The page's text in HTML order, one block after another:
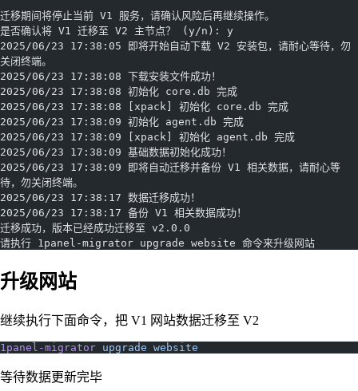
迁移期间将停止当前 V1 服务，请确认风险后再继续操作。
是否确认将 V1 迁移至 V2 主节点？ (y/n): y
2025/06/23 17:38:05 即将开始自动下载 V2 安装包，请耐心等待，勿
关闭终端。
2025/06/23 17:38:08 下载安装文件成功！
2025/06/23 17:38:08 初始化 core.db 完成
2025/06/23 17:38:08 [xpack] 初始化 core.db 完成
2025/06/23 17:38:09 初始化 agent.db 完成
2025/06/23 17:38:09 [xpack] 初始化 agent.db 完成
2025/06/23 17:38:09 基础数据初始化成功！
2025/06/23 17:38:09 即将自动迁移并备份 V1 相关数据，请耐心等
待，勿关闭终端。
2025/06/23 17:38:17 数据迁移成功！
2025/06/23 17:38:17 备份 V1 相关数据成功！
迁移成功，版本已经成功迁移至 v2.0.0
请执行 1panel-migrator upgrade website 命令来升级网站
升级网站
继续执行下面命令，把 V1 网站数据迁移至 V2
1panel-migrator upgrade website
等待数据更新完毕